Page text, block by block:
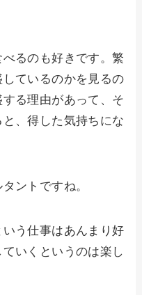
べるのも好きです。繁
ているのかを見るの
る理由があって、そ
、得した気持ちにな
ントですね。
いう仕事はあんまり好
いくというのは楽し